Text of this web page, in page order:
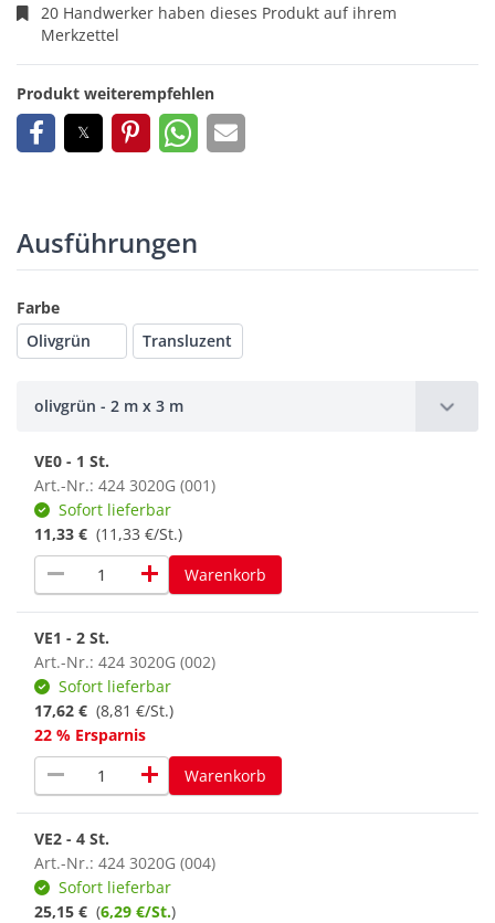
20 Handwerker haben dieses Produkt auf ihrem
Merkzettel
Produkt weiterempfehlen
Ausführungen
Farbe
Olivgrün
Transluzent
olivgrün - 2 m x 3 m
VE0 - 1 St.
Art.-Nr.: 424 3020G (001)
Sofort lieferbar
11,33 € (11,33 €/St.)
remove add Warenkorb
VE1 - 2 St.
Art.-Nr.: 424 3020G (002)
Sofort lieferbar
17,62 € (8,81 €/St.)
22 % Ersparnis
remove add Warenkorb
VE2 - 4 St.
Art.-Nr.: 424 3020G (004)
Sofort lieferbar
25,15 € (6,29 €/St.)